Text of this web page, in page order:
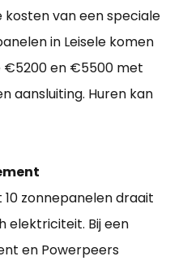
kosten van een speciale
in Leisele komen
€5200 en €5500 met
aansluiting. Huren kan
zonnepanelen draait
elektriciteit. Bij een
en Powerpeers